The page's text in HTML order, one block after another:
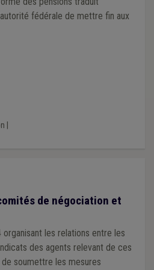
fédérale de mettre fin aux
de négociation et
les relations entre les
des agents relevant de ces
soumettre les mesures